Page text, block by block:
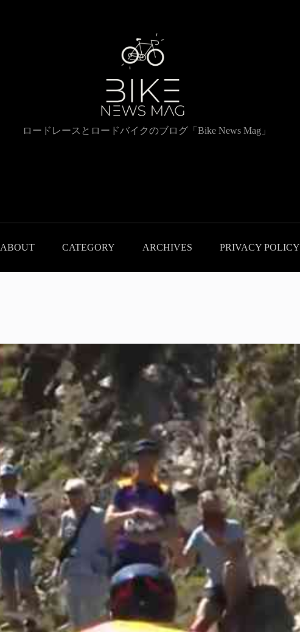
ロードレースとロードバイクのブログ「Bike News Mag」
ABOUT CATEGORY ARCHIVES PRIVACY POLICY